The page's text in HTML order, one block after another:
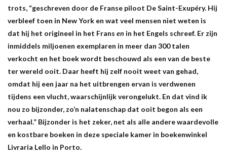
trots, “geschreven door de Franse piloot De Saint-Exupéry. Hij
verbleef toen in New York en wat veel mensen niet weten is
dat hij het origineel in het Frans en in het Engels schreef. Er zijn
inmiddels miljoenen exemplaren in meer dan 300 talen
verkocht en het boek wordt beschouwd als een van de beste
ter wereld ooit. Daar heeft hij zelf nooit weet van gehad,
omdat hij een jaar na het uitbrengen ervan is verdwenen
tijdens een vlucht, waarschijnlijk verongelukt. En dat vind ik
nou zo bijzonder, zo’n nalatenschap dat ooit begon als een
verhaal.” Bijzonder is het zeker, net als alle andere waardevolle
en kostbare boeken in deze speciale kamer in boekenwinkel
Livraria Lello in Porto.